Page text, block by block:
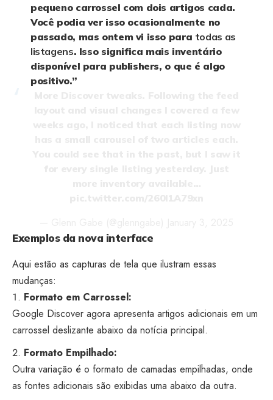
pequeno carrossel com dois artigos cada.
Você podia ver isso ocasionalmente no
passado, mas ontem vi isso para todas as
listagens. Isso significa mais inventário
disponível para publishers, o que é algo
positivo.”
Exemplos da nova interface
Aqui estão as capturas de tela que ilustram essas
mudanças:
Formato em Carrossel:
Google Discover agora apresenta artigos adicionais em um
carrossel deslizante abaixo da notícia principal.
Formato Empilhado:
Outra variação é o formato de camadas empilhadas, onde
as fontes adicionais são exibidas uma abaixo da outra.